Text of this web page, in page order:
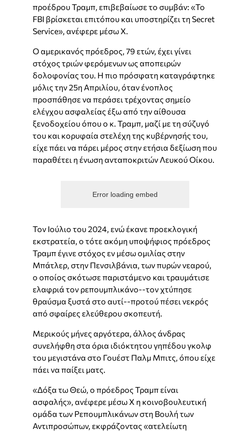
προέδρου Τραμπ, επιβεβαίωσε το συμβάν: «Το
FBI βρίσκεται επιτόπου και υποστηρίζει τη Secret
Service», ανέφερε μέσω X.
Ο αμερικανός πρόεδρος, 79 ετών, έχει γίνει
στόχος τριών φερόμενων ως αποπειρών
δολοφονίας του. Η πιο πρόσφατη καταγράφτηκε
μόλις την 25η Απριλίου, όταν ένοπλος
προσπάθησε να περάσει τρέχοντας σημείο
ελέγχου ασφαλείας έξω από την αίθουσα
ξενοδοχείου όπου ο κ. Τραμπ, μαζί με τη σύζυγό
του και κορυφαία στελέχη της κυβέρνησής του,
είχε πάει να πάρει μέρος στην ετήσια δεξίωση που
παραθέτει η ένωση ανταποκριτών Λευκού Οίκου.
Error loading embed
Τον Ιούλιο του 2024, ενώ έκανε προεκλογική
εκστρατεία, ο τότε ακόμη υποψήφιος πρόεδρος
Τραμπ έγινε στόχος εν μέσω ομιλίας στην
Μπάτλερ, στην Πενσιλβάνια, των πυρών νεαρού,
ο οποίος σκότωσε παριστάμενο και τραυμάτισε
ελαφριά τον ρεπουμπλικάνο--τον χτύπησε
θραύσμα ξυστά στο αυτί--προτού πέσει νεκρός
από σφαίρες ελεύθερου σκοπευτή.
Μερικούς μήνες αργότερα, άλλος άνδρας
συνελήφθη στα όρια ιδιόκτητου γηπέδου γκολφ
του μεγιστάνα στο Γουέστ Παλμ Μπιτς, όπου είχε
πάει να παίξει ματς.
«Δόξα τω Θεώ, ο πρόεδρος Τραμπ είναι
ασφαλής», ανέφερε μέσω X η κοινοβουλευτική
ομάδα των Ρεπουμπλικάνων στη Βουλή των
Αντιπροσώπων, εκφράζοντας «ατελείωτη